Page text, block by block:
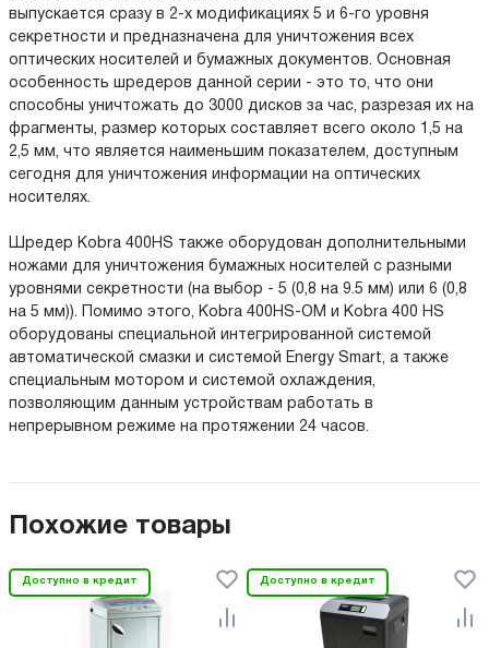
выпускается сразу в 2-х модификациях 5 и 6-го уровня
секретности и предназначена для уничтожения всех
оптических носителей и бумажных документов. Основная
особенность шредеров данной серии - это то, что они
способны уничтожать до 3000 дисков за час, разрезая их на
фрагменты, размер которых составляет всего около 1,5 на
2,5 мм, что является наименьшим показателем, доступным
сегодня для уничтожения информации на оптических
носителях.
Шредер Kobra 400HS также оборудован дополнительными
ножами для уничтожения бумажных носителей с разными
уровнями секретности (на выбор - 5 (0,8 на 9.5 мм) или 6 (0,8
на 5 мм)). Помимо этого, Kobra 400HS-OM и Kobra 400 HS
оборудованы специальной интегрированной системой
автоматической смазки и системой Energy Smart, а также
специальным мотором и системой охлаждения,
позволяющим данным устройствам работать в
непрерывном режиме на протяжении 24 часов.
Похожие товары
Доступно в кредит Доступно в кредит